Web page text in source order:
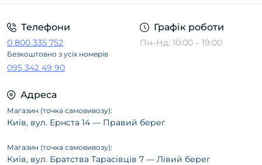
Телефони
0 800 335 752
Безкоштовно з усіх номерів
095 342 49 90
Графік роботи
Пн–Нд: 10:00 – 19:00
Адреса
Магазин (точка самовивозу):
Київ, вул. Ернста 14 — Правий берег
Магазин (точка самовивозу):
Київ, вул. Братства Тарасівців 7 — Лівий берег